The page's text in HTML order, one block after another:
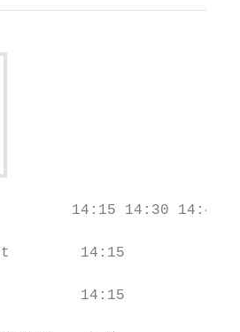
14:15 14:30 14:45
14:15
14:15